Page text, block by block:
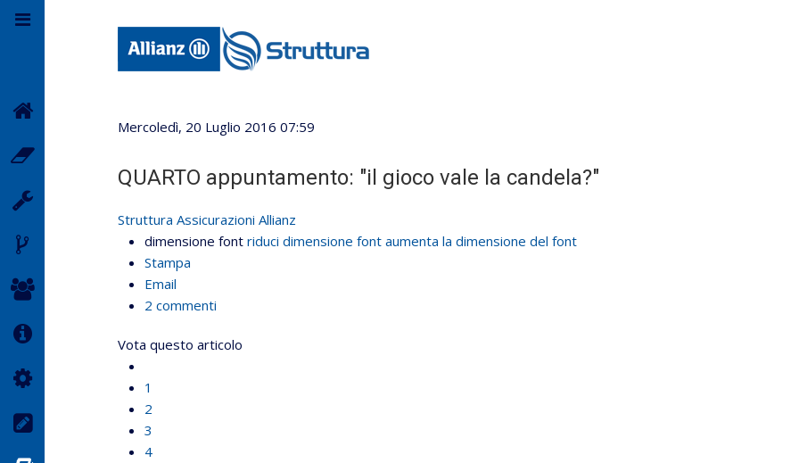
Formazione
Carriera
Lavora con noi
Condividerai
Partner
Parteciperai
Struttura
Contatti
Agenzia Sassari
Mercoledì, 20 Luglio 2016 07:59
QUARTO appuntamento: "il gioco vale la candela?"
Struttura Assicurazioni Allianz
dimensione font riduci dimensione font aumenta la dimensione del font
Stampa
Email
2 commenti
Vota questo articolo
1
2
3
4